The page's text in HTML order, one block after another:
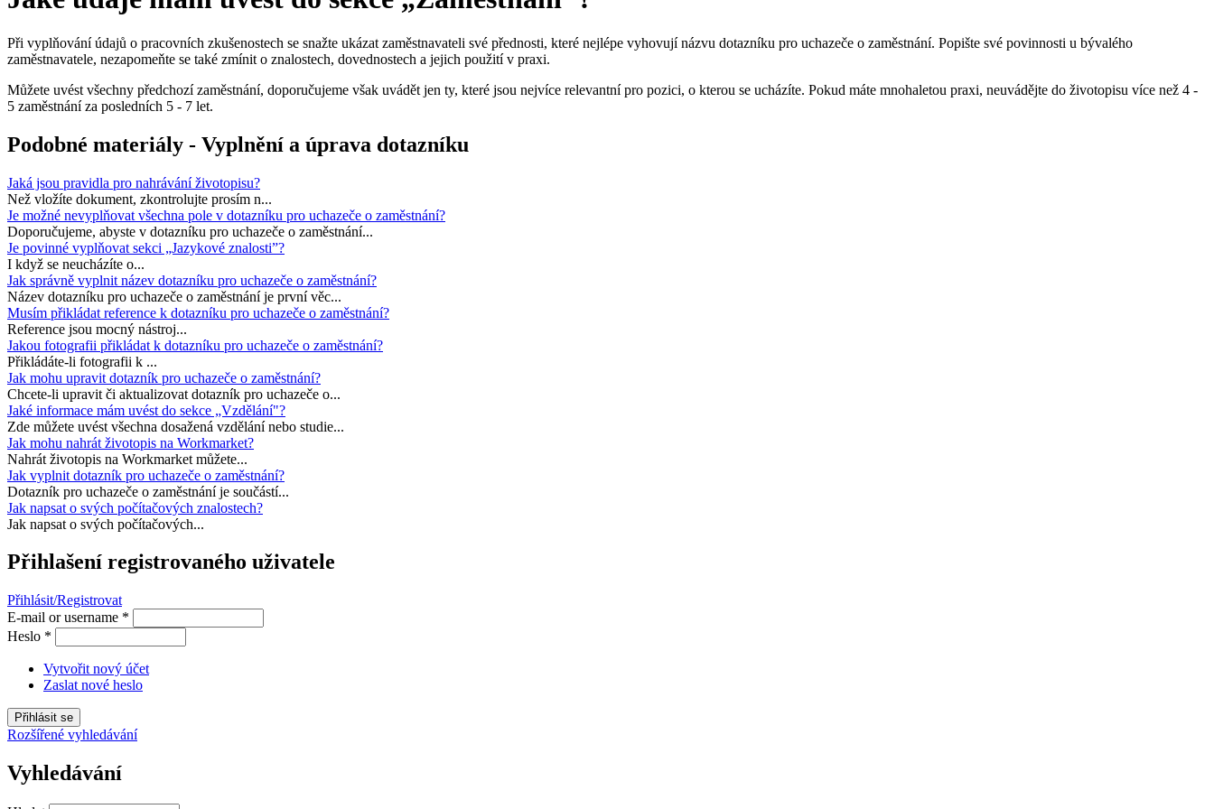
Při vyplňování údajů o pracovních zkušenostech se snažte ukázat zaměstnavateli své přednosti, které nejlépe vyhovují názvu dotazníku pro uchazeče o zaměstnání. Popište své povinnosti u bývalého
zaměstnavatele, nezapomeňte se také zmínit o znalostech, dovednostech a jejich použití v praxi.
Můžete uvést všechny předchozí zaměstnání, doporučujeme však uvádět jen ty, které jsou nejvíce relevantní pro pozici, o kterou se ucházíte. Pokud máte mnohaletou praxi, neuvádějte do životopisu více než 4 -
5 zaměstnání za posledních 5 - 7 let.
Podobné materiály - Vyplnění a úprava dotazníku
Jaká jsou pravidla pro nahrávání životopisu?
Než vložíte dokument, zkontrolujte prosím n...
Je možné nevyplňovat všechna pole v dotazníku pro uchazeče o zaměstnání?
Doporučujeme, abyste v dotazníku pro uchazeče o zaměstnání...
Je povinné vyplňovat sekci „Jazykové znalosti”?
I když se neucházíte o...
Jak správně vyplnit název dotazníku pro uchazeče o zaměstnání?
Název dotazníku pro uchazeče o zaměstnání je první věc...
Musím přikládat reference k dotazníku pro uchazeče o zaměstnání?
Reference jsou mocný nástroj...
Jakou fotografii přikládat k dotazníku pro uchazeče o zaměstnání?
Přikládáte-li fotografii k ...
Jak mohu upravit dotazník pro uchazeče o zaměstnání?
Chcete-li upravit či aktualizovat dotazník pro uchazeče o...
Jaké informace mám uvést do sekce „Vzdělání"?
Zde můžete uvést všechna dosažená vzdělání nebo studie...
Jak mohu nahrát životopis na Workmarket?
Nahrát životopis na Workmarket můžete...
Jak vyplnit dotazník pro uchazeče o zaměstnání?
Dotazník pro uchazeče o zaměstnání je součástí...
Jak napsat o svých počítačových znalostech?
Jak napsat o svých počítačových...
Přihlašení registrovaného uživatele
Přihlásit/Registrovat
E-mail or username *
Heslo *
Vytvořit nový účet
Zaslat nové heslo
Rozšířené vyhledávání
Vyhledávání